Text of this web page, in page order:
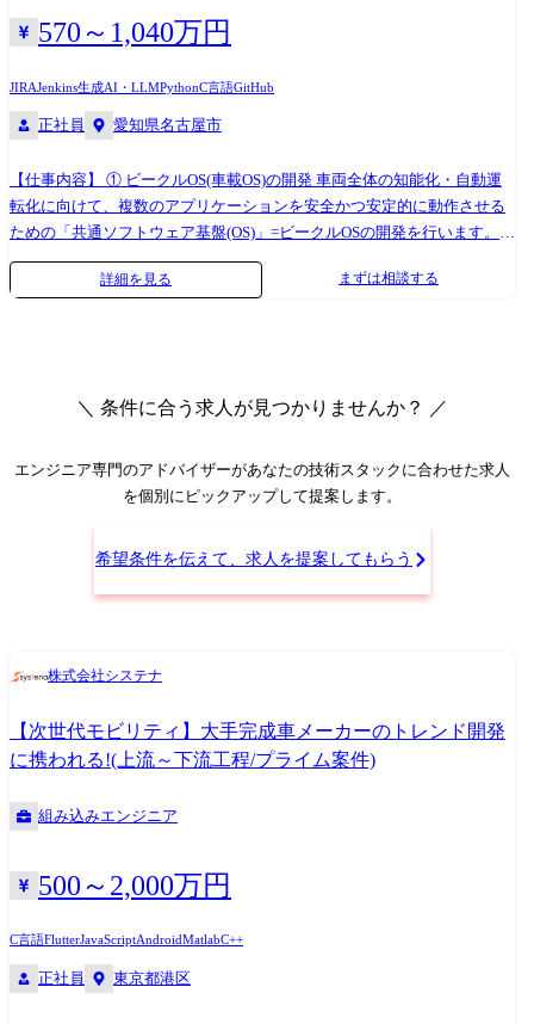
570～1,040万円
JIRAJenkins生成AI・LLMPythonC言語GitHub
正社員 愛知県名古屋市
【仕事内容】 ① ビークルOS(車載OS)の開発 車両全体の知能化・自動運
転化に向けて、複数のアプリケーションを安全かつ安定的に動作させる
ための「共通ソフトウェア基盤(OS)」=ビークルOSの開発を行います。
これは、PCやスマートフォンにおけるOS(LinuxやAndroidなど)に相当す
る存在で、車両における頭脳となるセントラルECUの中核を担うシステ
計、実装 ※OSやミドルウェア開発経験、リアルタイムOS、仮想化技
車載アプリケーション/サービスのインテグレーション(統合・検証) 開発
したビークルOS上で動作する各種車載アプリケーション(例:自動運転制
作させるための設計・検証を行います。 ≪業務委細≫ 他チーム・他社が
開発したアプリをビークルOSに適切に組み込み・配置 ソフトウェア間の
通信や依存関係を調整・チューニング システム全体での機能検証・統合
AUTOSAR Adaptive/Classic, POSIX, Linux, HyperVisor, C/C++, Python, シェ
Git, SVN, Jenkins, Wireshark等
詳細を見る まずは相談する
＼ 条件に合う求人が見つかりませんか？ ／
エンジニア専門のアドバイザーがあなたの技術スタックに合わせた求人
を個別にピックアップして提案します。
希望条件を伝えて、求人を提案してもらう
株式会社システナ
【次世代モビリティ】大手完成車メーカーのトレンド開発
に携われる!(上流～下流工程/プライム案件)
組み込みエンジニア
500～2,000万円
C言語FlutterJavaScriptAndroidMatlabC++
正社員 東京都港区